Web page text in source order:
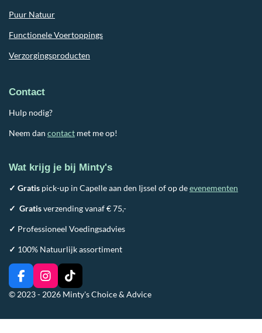
Puur Natuur
Functionele Voertoppings
Verzorgingsproducten
Contact
Hulp nodig?
Neem dan contact met me op!
Wat krijg je bij Minty's
✓ Gratis pick-up in Capelle aan den Ijssel of op deevenementen
✓ Gratisverzending vanaf € 75,-
✓ Professioneel Voedingsadvies
✓ 100% Natuurlijk assortiment
F
a
I
n
T
i
© 2023 - 2026 Minty's Choice & Advice